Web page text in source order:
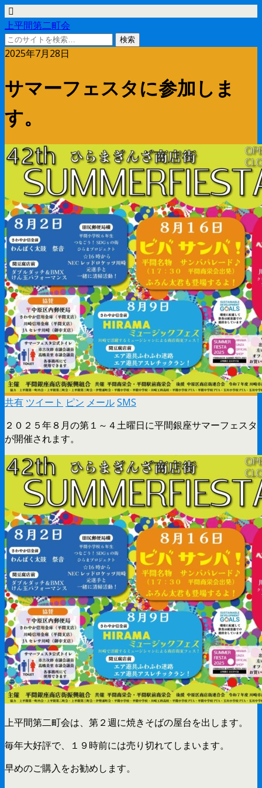
上平間第二町会
2025年7月28日
サマーフェスタに参加しま
す。
共有 ツイート ピン メールSMS
２０２５年８月の第１～４土曜日に平間銀座サマーフェスタ
が開催されます。
上平間第二町会は、第２週に焼きそばの屋台を出します。
毎年大好評で、１９時前には売り切れてしまいます。
早めのご購入をお勧めします。